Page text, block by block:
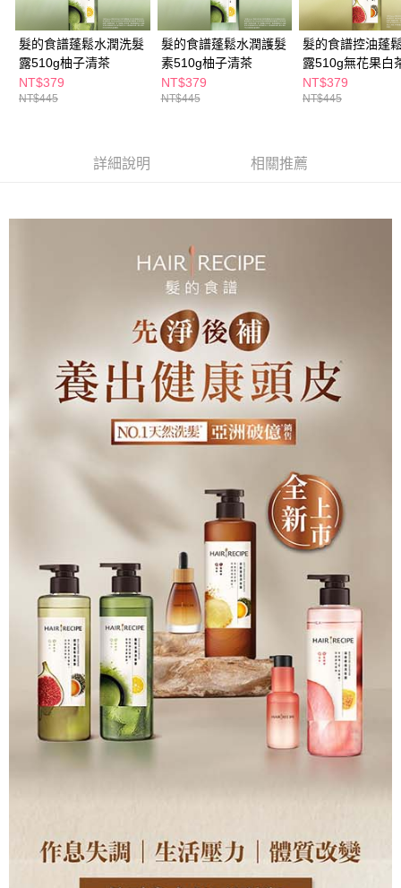
【注意事項】
１．透過由恩沛科技股份有限公司提供之「AFTEE先享後付」服務完成之交
易，需依本服務之必要範圍內提供個人資料，並將交易相關給付款項請求債
權轉讓予恩沛科技股份有限公司。
２．關於個人資料處理事宜，請瀏覽以下網址：
https://aftee.tw/terms/#terms3
４．使用「AFTEE先享後付」時，將依據個別帳號之用戶狀況，依本公司即
7-11取貨付款
每筆NT$65，滿NT$490(含以上)免運費
付款後7-11取貨
每筆NT$65，滿NT$490(含以上)免運費
髮的食譜蓬鬆水潤洗髮
露510g柚子清茶
NT$379
NT$445
髮的食譜蓬鬆水潤護髮
素510g柚子清茶
NT$379
NT$445
髮的食譜控油蓬
露510g無花果白
NT$379
NT$445
詳細說明 相關推薦